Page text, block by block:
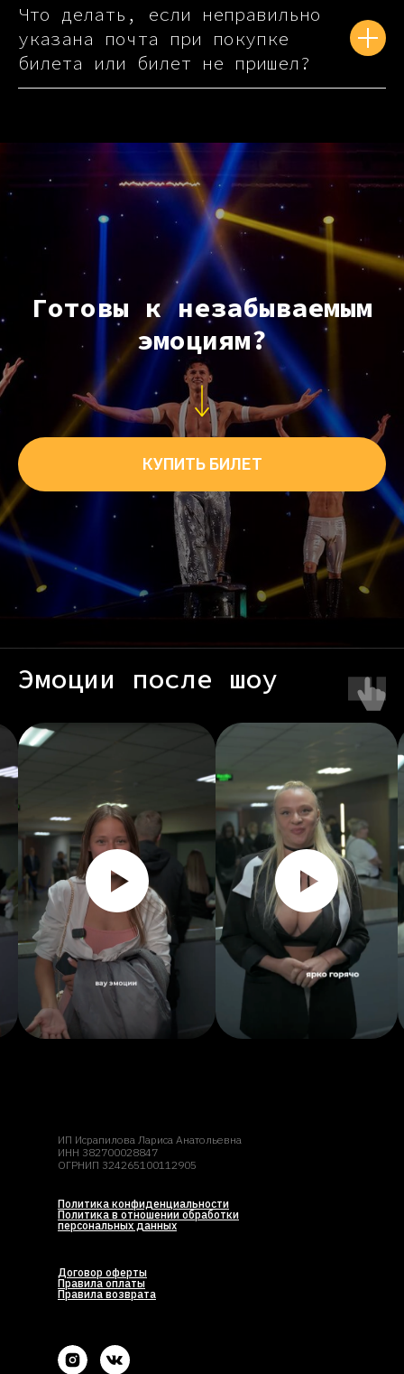
Что делать, если неправильно
указана почта при покупке
билета или билет не пришел?
Готовы к незабываемым
эмоциям?
КУПИТЬ БИЛЕТ
Эмоции после шоу
Политика конфиденциальности
Политика в отношении обработки
персональных данных
Договор оферты
Правила оплаты
Правила возврата
ИП Исрапилова Лариса Анатольевна
ИНН 382700028847
ОГРНИП 324265100112905